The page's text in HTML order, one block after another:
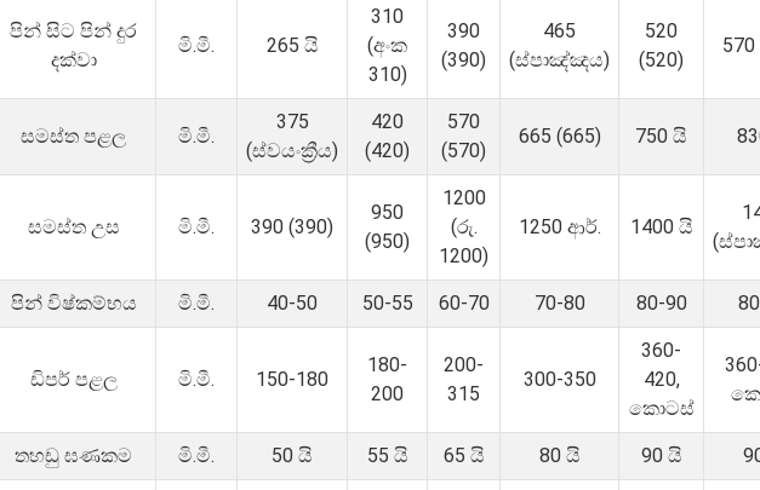
පින් සිට පින් දුර
දක්වා
මි.මී. 265 යි
310
(අංක
310)
390
(390)
465
(ස්පාඤ්ඤය)
520
(520)
570
සමස්ත පළල මි.මී.
375
(ස්වයංක්‍රීය)
420
(420)
570
(570)
665 (665) 750 යි
සමස්ත උස මි.මී. 390 (390)
950
(950)
1200
(රු.
1200)
1250 ආර්. 1400 යි
පින් විෂ්කම්භය මි.මී. 40-50 50-55 60-70 70-80 80-90
ඩිපර් පළල මි.මී. 150-180
180-
200
200-
315
300-350
360-
420,
කොටස්
තහඩු ඝණකම මි.මී. 50 යි 55 යි 65 යි 80 යි 90 යි